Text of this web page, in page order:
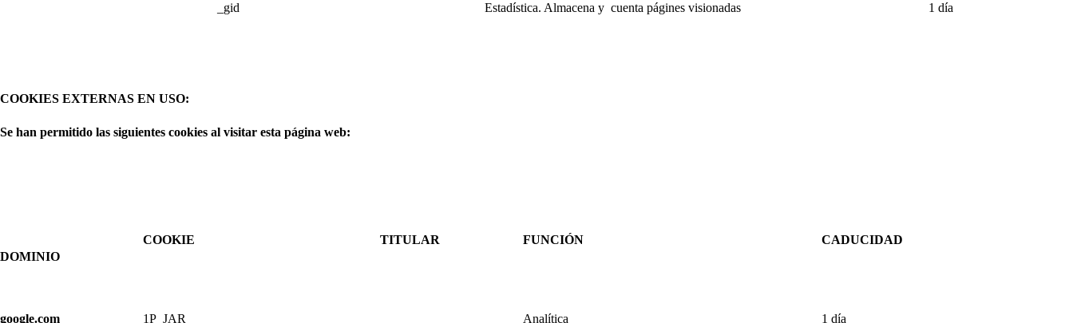
_gid Estadística. Almacena y cuenta págines visionadas 1 día
COOKIES EXTERNAS EN USO:
Se han permitido las siguientes cookies al visitar esta página web:
DOMINIO
COOKIE TITULAR FUNCIÓN CADUCIDAD
google.com 1P_JAR Analítica 1 día